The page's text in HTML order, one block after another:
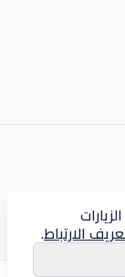
الارتباط.